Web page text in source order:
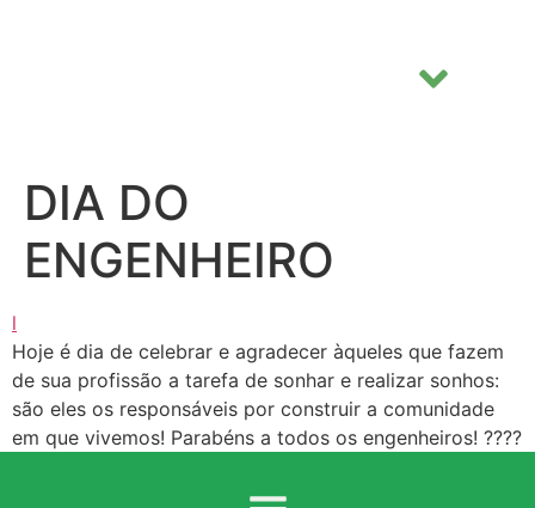
DIA DO
ENGENHEIRO
l
Hoje é dia de celebrar e agradecer àqueles que fazem
de sua profissão a tarefa de sonhar e realizar sonhos:
são eles os responsáveis por construir a comunidade
em que vivemos! Parabéns a todos os engenheiros! ????